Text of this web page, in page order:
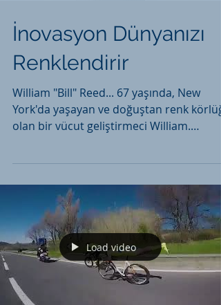
İnovasyon Dünyanızı
Renklendirir
William "Bill" Reed... 67 yaşında, New
York'da yaşayan ve doğuştan renk
olan bir vücut geliştirmeci William.
Load video